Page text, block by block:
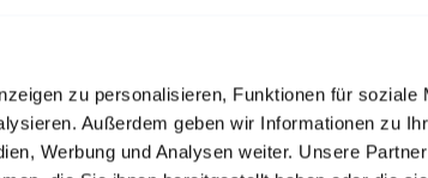
zu personalisieren, Funktionen für soziale
Außerdem geben wir Informationen zu
Werbung und Analysen weiter. Unsere
Referenzen
Unsere